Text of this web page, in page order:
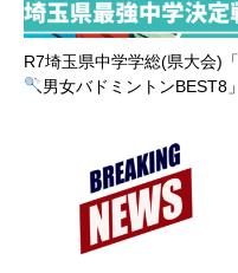
R7埼玉県中学学総(県大会)「
男女バドミントンBEST8」